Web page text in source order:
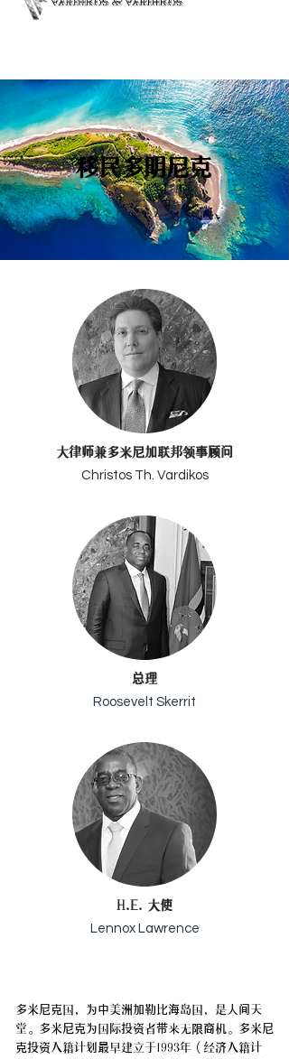
移民多明尼克
大律师兼多米尼加联邦领事顾问
Christos Th. Vardikos
总理
Roosevelt Skerrit
H.E. 大使
Lennox Lawrence
多米尼克国，为中美洲加勒比海岛国，是人间天
堂。多米尼克为国际投资者带来无限商机。多米尼
克投资入籍计划最早建立于1993年（经济入籍计